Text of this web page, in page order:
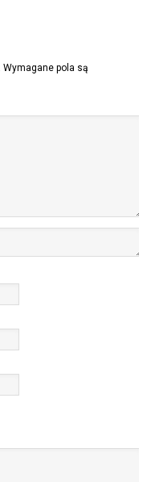
Wymagane pola są